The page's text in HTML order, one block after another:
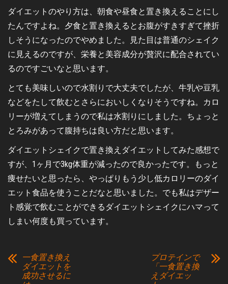
ダイエットのやり方は、朝食や昼食と置き換えることにし
たんですよね。夕食と置き換えるとお腹がすきすぎて挫折
しそうになったのでやめました。見た目は普通のシェイク
に見えるのですが、栄養と美容成分が贅沢に配合されてい
るのですごいなと思います。
とても美味しいので水割りで大丈夫でしたが、牛乳や豆乳
などをたして飲むとさらにおいしくなりそうですね。カロ
リーが増えてしまうので私は水割りにしました。ちょっと
とろみがあって腹持ちは良い方だと思います。
ダイエットシェイクで置き換えダイエットしてみた感想で
すが、1ヶ月で3kg体重が減ったので良かったです。もっと
痩せたいと思ったら、やっぱりもう少し低カロリーのダイ
エット食品を使うことだなと思いました。でも私はデザー
ト感覚で飲むことができるダイエットシェイクにハマって
しまい何度も買っています。
一食置き換え
ダイエットを
成功させるに
プロテインで
「一食置き換
えダイエッ